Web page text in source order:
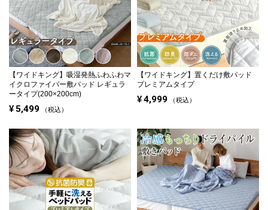
【ワイドキング】 吸湿発熱ふわふわマ
イクロファイバー敷パッド レギュラ
ータイプ(200×200cm)
¥5,499 税込
【ワイドキング】 置くだけ敷パッド
プレミアムタイプ
¥4,999 税込